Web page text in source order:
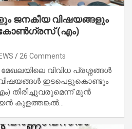
ജനകീയ വിഷയങ്ങളും
കോൺഗ്രസ് (എം)
26 Comments
വിവിധ പ്രശ്നങ്ങൾ
ഇടപെട്ടുകൊണ്ടും
തിരിച്ചുവരുമെന്ന് മുൻ
കുളത്തങ്കൽ…